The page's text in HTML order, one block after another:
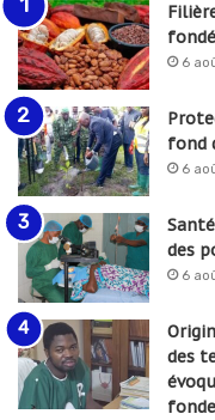
6
fond
6
des
6
des